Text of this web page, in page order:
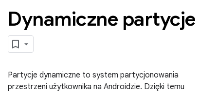
Dynamiczne partycje
Partycje dynamiczne to system partycjonowania
przestrzeni użytkownika na Androidzie. Dzięki temu